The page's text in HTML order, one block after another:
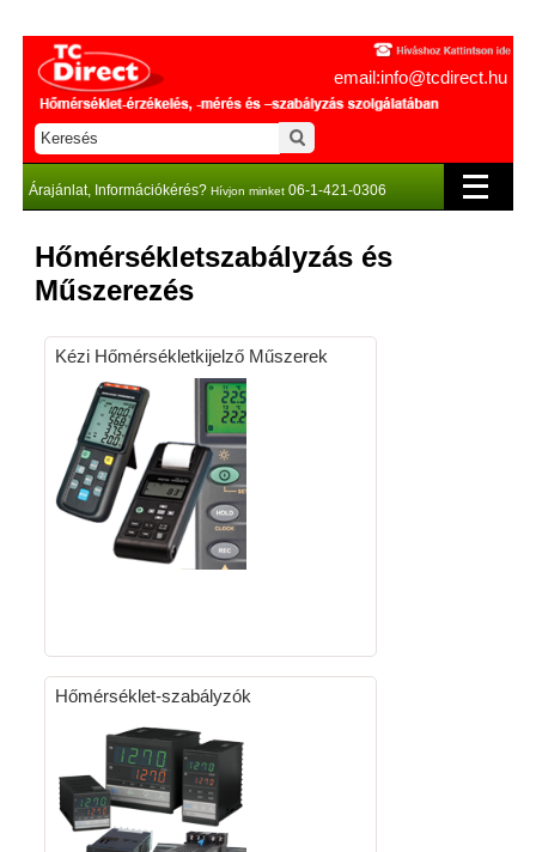
email:info@tcdirect.hu
Árajánlat, Információkérés? Hívjon minket 06-1-421-0306
Hőmérsékletszabályzás és
Műszerezés
Kézi Hőmérsékletkijelző Műszerek
Hőmérséklet-szabályzók